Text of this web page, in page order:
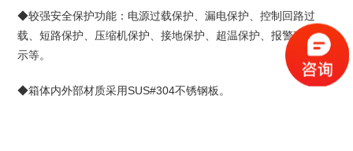
◆较强安全保护功能：电源过载保护、漏电保护、控制回路过
载、短路保护、压缩机保护、接地保护、超温保护、报警声讯提
示等。
◆箱体内外部材质采用SUS#304不锈钢板。